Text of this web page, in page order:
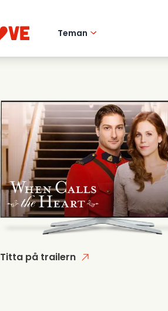
Teman
Mysterier
Titta på trailern